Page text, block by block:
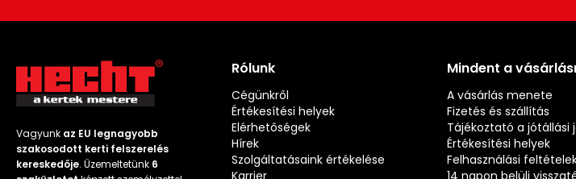
Vagyunk az EU legnagyobb
szakosodott kerti felszerelés
kereskedője. Üzemeltetünk 6
Rólunk
Cégünkről
Értékesítési helyek
Elérhetőségek
Hírek
Szolgáltatásaink értékelése
Mindent a
A vásárlás menete
Fizetés és szállítás
Tájékoztató a jótállási
Értékesítési helyek
Felhasználási